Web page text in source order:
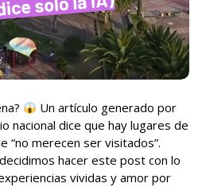
Un artículo generado por
nacional dice que hay lugares de
“no merecen ser visitados”.
hacer este post con lo
vividas y amor por